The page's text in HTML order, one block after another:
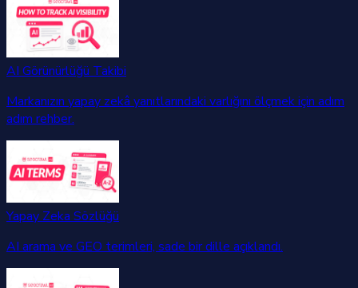
AI Görünürlüğü Takibi
Markanızın yapay zekâ yanıtlarındaki varlığını ölçmek için adım
adım rehber.
Yapay Zeka Sözlüğü
AI arama ve GEO terimleri, sade bir dille açıklandı.